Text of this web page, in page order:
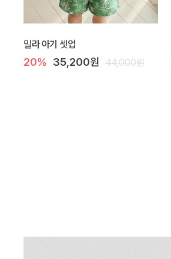
밀라 아기 셋업
20% 35,200원 44,000원